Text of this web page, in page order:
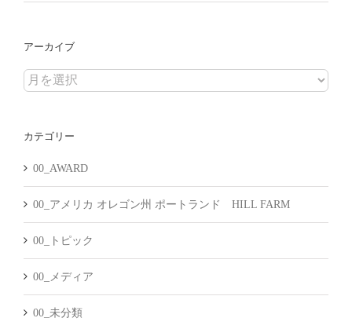
アーカイブ
ア
イ
カテゴリー
00_AWARD
00_アメリカ オレゴン州 ポートランド HILL FARM
00_トピック
00_メディア
00_未分類